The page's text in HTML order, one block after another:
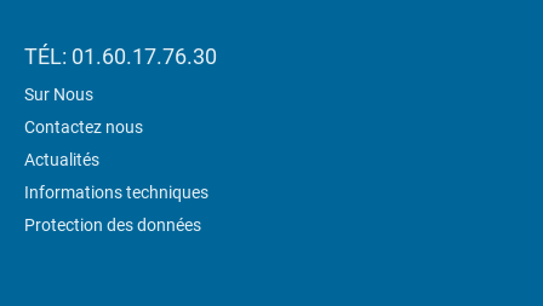
TÉL: 01.60.17.76.30
Sur Nous
Contactez nous
Actualités
Informations techniques
Protection des données